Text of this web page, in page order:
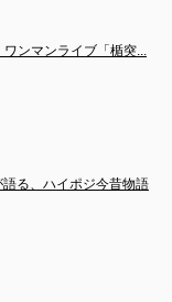
ワンマンライブ「楯突...
語る、ハイポジ今昔物語